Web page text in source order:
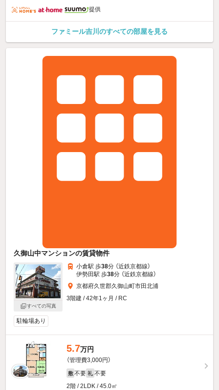
提供
ファミール吉川のすべての部屋を見る
久御山中マンションの賃貸物件
すべての写真
小倉駅 歩38分 （近鉄京都線）
伊勢田駅 歩38分 （近鉄京都線）
京都府久世郡久御山町市田北浦
3階建 / 42年1ヶ月 / RC
駐輪場あり
5.7万円
（管理費3,000円）
敷 不要 礼 不要
2階 / 2LDK / 45.0㎡